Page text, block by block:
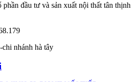
đầu tư và sản xuất nội thất tân thịnh
nhánh hà tây